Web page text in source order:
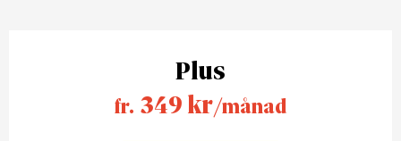
Plus
fr. 349 kr/månad